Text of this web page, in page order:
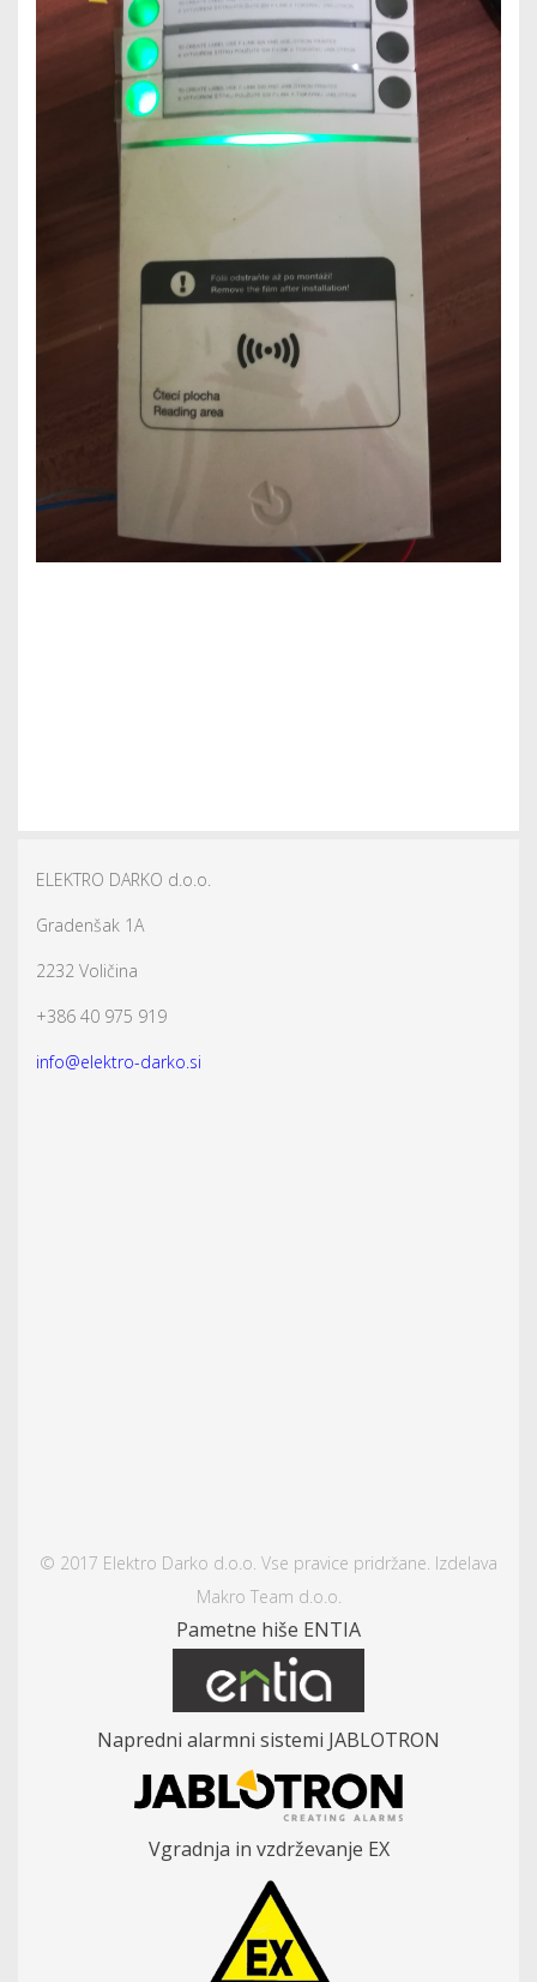
ELEKTRO DARKO d.o.o.
Gradenšak 1A
2232 Voličina
+386 40 975 919
info@elektro-darko.si
© 2017 Elektro Darko d.o.o. Vse pravice pridržane. Izdelava
Makro Team d.o.o.
Pametne hiše ENTIA
Napredni alarmni sistemi JABLOTRON
Vgradnja in vzdrževanje EX